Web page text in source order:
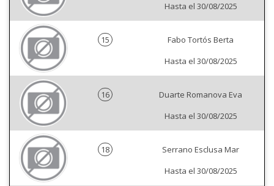
Hasta el 30/08/2025
15
Fabo Tortós Berta
Hasta el 30/08/2025
16
Duarte Romanova Eva
Hasta el 30/08/2025
18
Serrano Esclusa Mar
Hasta el 30/08/2025